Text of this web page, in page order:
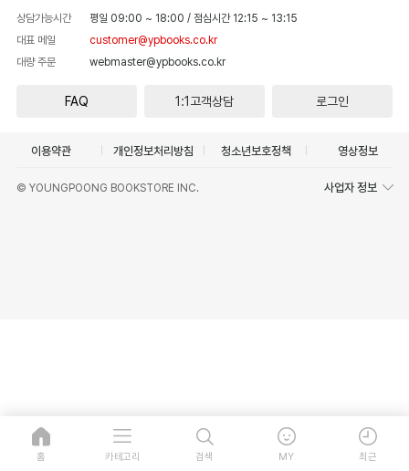
상담가능시간 평일 09:00 ~ 18:00 / 점심시간 12:15 ~ 13:15
대표 메일
customer@ypbooks.co.kr
대량 주문
webmaster@ypbooks.co.kr
FAQ 1:1고객상담 로그인
이용약관 개인정보처리방침 청소년보호정책 영상정보
© YOUNGPOONG BOOKSTORE INC. 사업자 정보
홈 카테고리 검색 MY 최근